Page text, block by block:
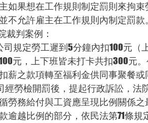
如果想在工作規則制定罰則來拘
不允許雇主在工作規則內制定罰款
裁判案例：
司規定勞工遲到5分鐘內扣100元
元，上下班皆未打卡共扣300元
薪之款項轉至福利金供同事聚餐
經勞檢開罰後，提起行政訴訟，
勞務給付與工資應呈現比例關係
逾越比例的部分，依民法第71條